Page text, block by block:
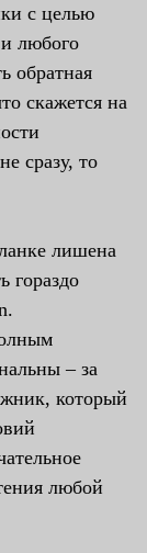
с целью
любого
обратная
скажется на
сразу, то
лишена
гораздо
– за
который
любой